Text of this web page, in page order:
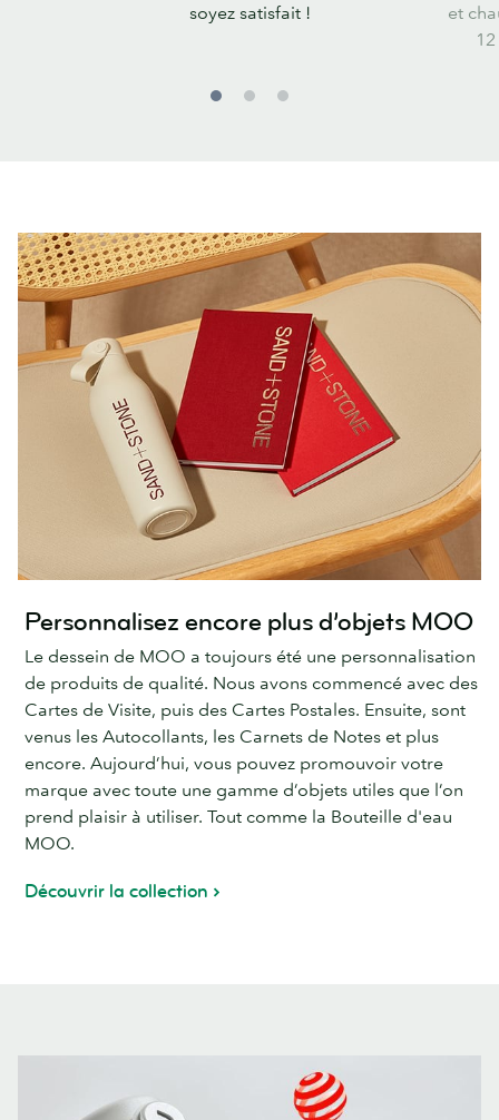
soyez satisfait !
et
Personnalisez encore plus d’objets MOO
Le dessein de MOO a toujours été une personnalisation
de produits de qualité. Nous avons commencé avec des
Cartes de Visite, puis des Cartes Postales. Ensuite, sont
venus les Autocollants, les Carnets de Notes et plus
encore. Aujourd’hui, vous pouvez promouvoir votre
marque avec toute une gamme d’objets utiles que l’on
prend plaisir à utiliser. Tout comme la Bouteille d'eau
MOO.
Découvrir la collection